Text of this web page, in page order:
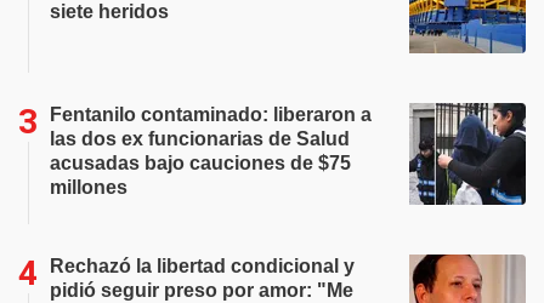
siete heridos
Fentanilo contaminado: liberaron a
las dos ex funcionarias de Salud
acusadas bajo cauciones de $75
millones
Rechazó la libertad condicional y
pidió seguir preso por amor: "Me